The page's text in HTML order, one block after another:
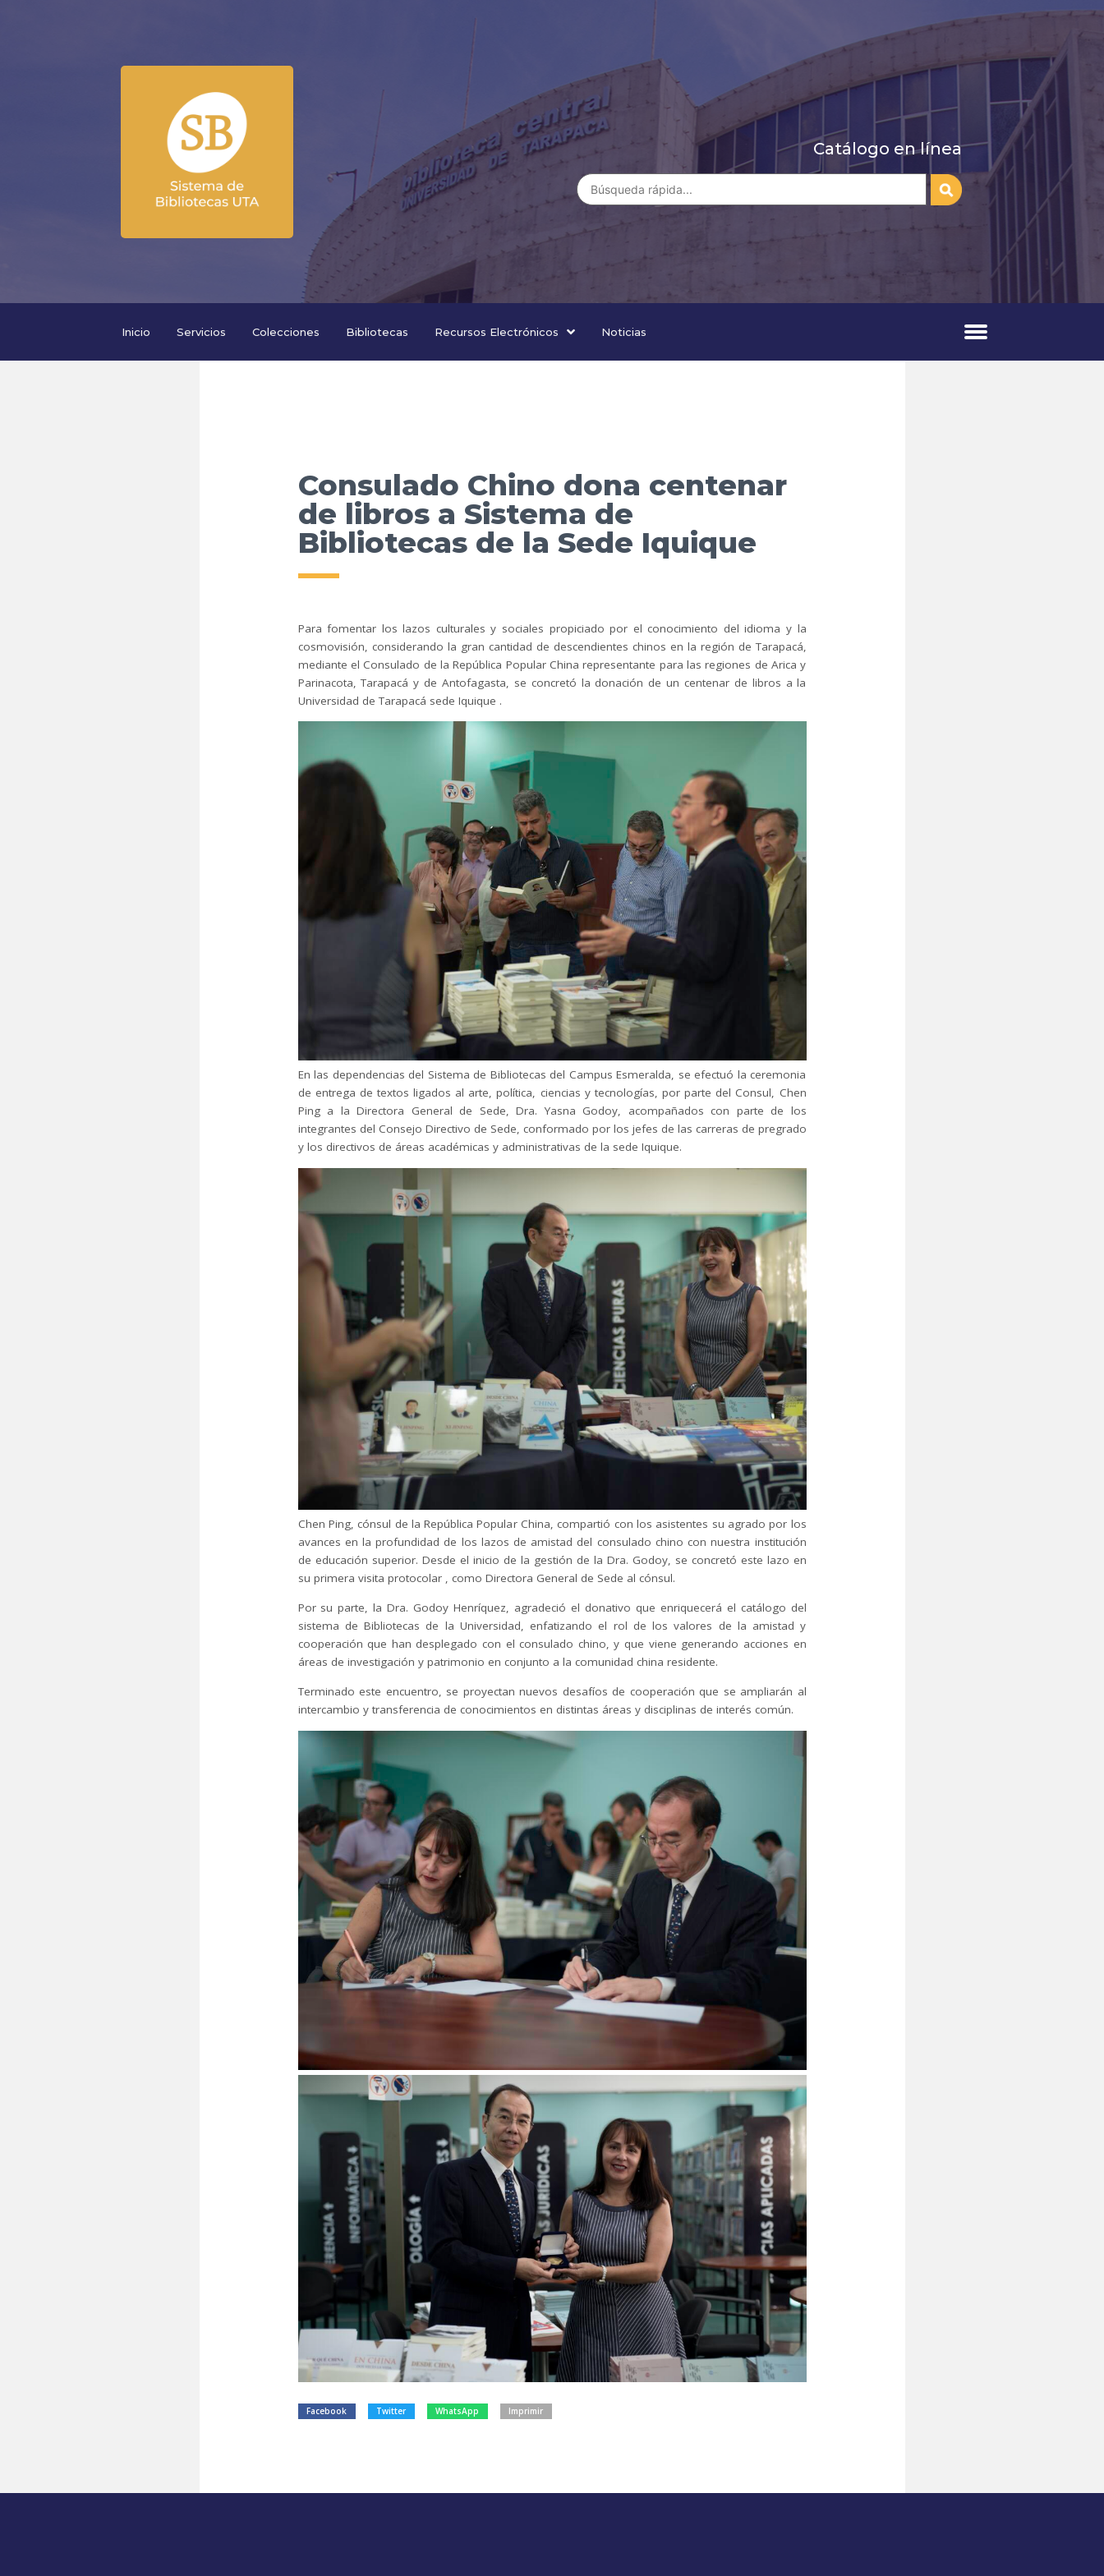
Catálogo en línea
Inicio Servicios Colecciones Bibliotecas Recursos Electrónicos Noticias
Consulado Chino dona centenar
de libros a Sistema de
Bibliotecas de la Sede Iquique
Para fomentar los lazos culturales y sociales propiciado por el conocimiento del idioma y la
cosmovisión, considerando la gran cantidad de descendientes chinos en la región de Tarapacá,
mediante el Consulado de la República Popular China representante para las regiones de Arica y
Parinacota, Tarapacá y de Antofagasta, se concretó la donación de un centenar de libros a la
Universidad de Tarapacá sede Iquique .
En las dependencias del Sistema de Bibliotecas del Campus Esmeralda, se efectuó la ceremonia
de entrega de textos ligados al arte, política, ciencias y tecnologías, por parte del Consul, Chen
Ping a la Directora General de Sede, Dra. Yasna Godoy, acompañados con parte de los
integrantes del Consejo Directivo de Sede, conformado por los jefes de las carreras de pregrado
y los directivos de áreas académicas y administrativas de la sede Iquique.
Chen Ping, cónsul de la República Popular China, compartió con los asistentes su agrado por los
avances en la profundidad de los lazos de amistad del consulado chino con nuestra institución
de educación superior. Desde el inicio de la gestión de la Dra. Godoy, se concretó este lazo en
su primera visita protocolar , como Directora General de Sede al cónsul.
Por su parte, la Dra. Godoy Henríquez, agradeció el donativo que enriquecerá el catálogo del
sistema de Bibliotecas de la Universidad, enfatizando el rol de los valores de la amistad y
cooperación que han desplegado con el consulado chino, y que viene generando acciones en
áreas de investigación y patrimonio en conjunto a la comunidad china residente.
Terminado este encuentro, se proyectan nuevos desafíos de cooperación que se ampliarán al
intercambio y transferencia de conocimientos en distintas áreas y disciplinas de interés común.
Facebook Twitter WhatsApp Imprimir